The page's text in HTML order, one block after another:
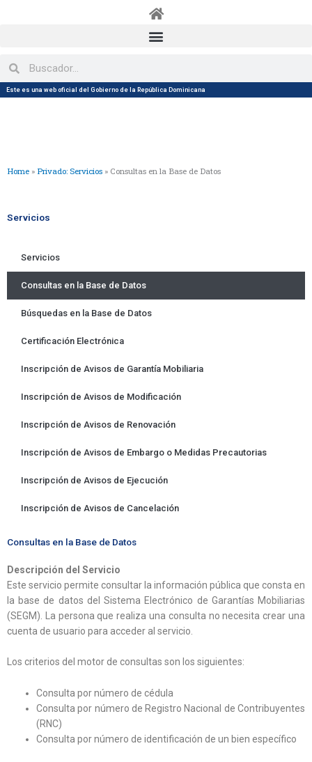
SearchSearch
Este es una web oficial del Gobierno de la República Dominicana
Home » Privado: Servicios » Consultas en la Base de Datos
Servicios
Servicios
Consultas en la Base de Datos
Búsquedas en la Base de Datos
Certificación Electrónica
Inscripción de Avisos de Garantía Mobiliaria
Inscripción de Avisos de Modificación
Inscripción de Avisos de Renovación
Inscripción de Avisos de Embargo o Medidas Precautorias
Inscripción de Avisos de Ejecución
Inscripción de Avisos de Cancelación
Consultas en la Base de Datos
Descripción del Servicio
Este servicio permite consultar la información pública que consta en
la base de datos del Sistema Electrónico de Garantías Mobiliarias
(SEGM). La persona que realiza una consulta no necesita crear una
cuenta de usuario para acceder al servicio.
Los criterios del motor de consultas son los siguientes:
Consulta por número de cédula
Consulta por número de Registro Nacional de Contribuyentes
(RNC)
Consulta por número de identificación de un bien específico